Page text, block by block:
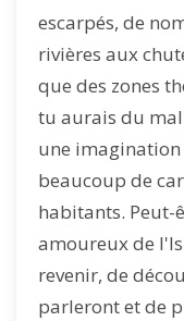
escarpés, de
rivières aux
que des zones
tu aurais du
une
beaucoup de
habitants. Peut-
amoureux de
revenir, de
parleront et de